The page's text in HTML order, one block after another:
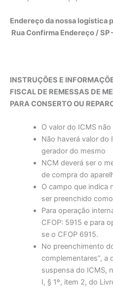
Endereço da nossa logística
Rua Confirma Endereço /
INSTRUÇÕES E
FISCAL DE REMESSAS DE
PARA CONSERTO OU
O valor do ICMS
Não haverá valor do
gerador do mesmo
NCM deverá ser o
de compra do
O campo que indica
ser preenchido
Para operação
CFOP: 5915 e para
se o CFOP 6915.
No preenchimento
complementares”, a
suspensa do ICMS,
I, § 1º, item 2, do